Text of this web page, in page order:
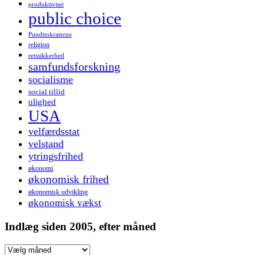
produktivitet
public choice
Punditokraterne
religion
retssikkerhed
samfundsforskning
socialisme
social tillid
ulighed
USA
velfærdsstat
velstand
ytringsfrihed
økonomi
økonomisk frihed
økonomisk udvikling
økonomisk vækst
Indlæg siden 2005, efter måned
Indlæg